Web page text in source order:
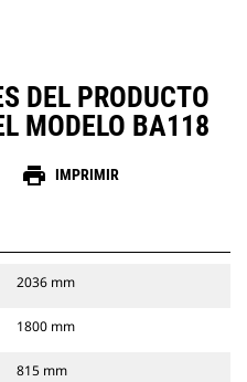
DEL PRODUCTO
MODELO BA118
print IMPRIMIR
2036 mm
1800 mm
815 mm